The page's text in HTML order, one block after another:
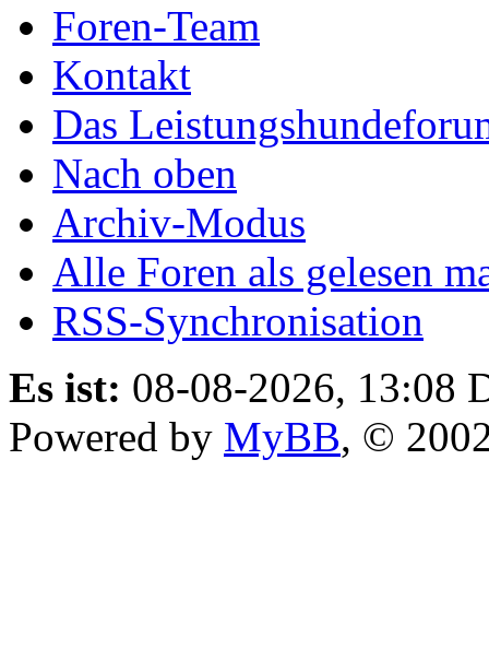
Foren-Team
Kontakt
Das
Nach oben
Archiv-Modus
Alle Foren als gelesen
RSS-Synchronisation
Es ist: 08-08-2026, 13:08
Powered by MyBB, ©